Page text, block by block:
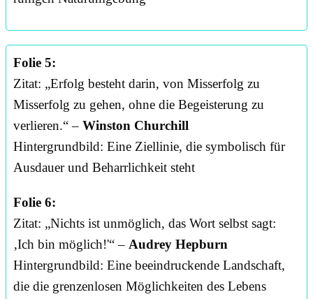
Folie 5:
Zitat: „Erfolg besteht darin, von Misserfolg zu
Misserfolg zu gehen, ohne die Begeisterung zu
verlieren.“ – Winston Churchill
Hintergrundbild: Eine Ziellinie, die symbolisch für
Ausdauer und Beharrlichkeit steht
Folie 6:
Zitat: „Nichts ist unmöglich, das Wort selbst sagt:
‚Ich bin möglich!'“ – Audrey Hepburn
Hintergrundbild: Eine beeindruckende Landschaft,
die die grenzenlosen Möglichkeiten des Lebens